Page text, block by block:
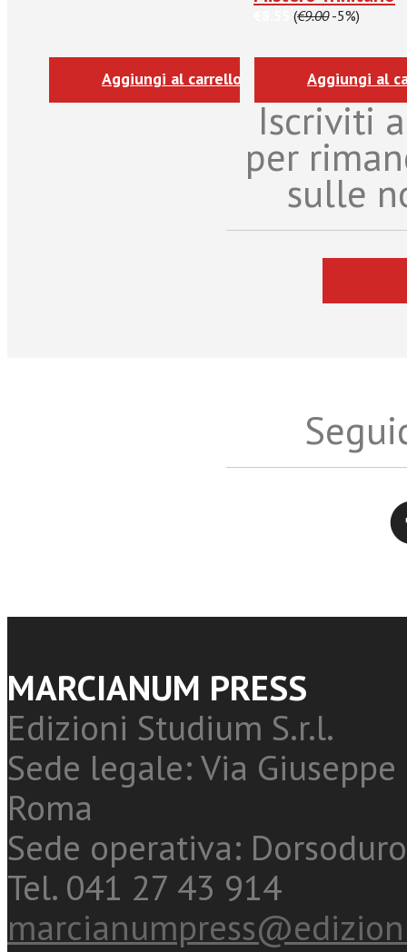
Aggiungi al carrello
(€9.00-5%)
Aggiungi al
Iscriviti
per
sulle
MARCIANUM PRESS
Edizioni Studium S.r.l.
Sede legale: Via
Roma
Sede operativa:
Tel. 041 27 43 914